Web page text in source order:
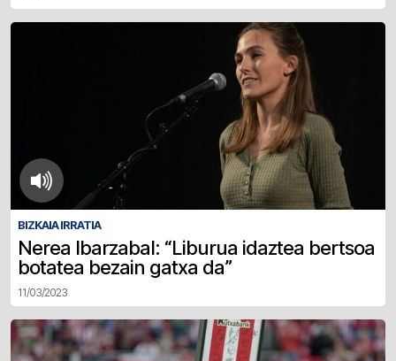
BIZKAIA IRRATIA
Nerea Ibarzabal: “Liburua idaztea bertsoa
botatea bezain gatxa da”
11/03/2023